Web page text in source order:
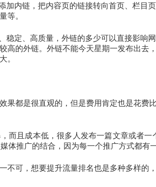
加内链，把内容页的链接转向首页、栏
等。
稳定、高质量，外链的多少可以直接影
高的外链。外链不能今天星期一发布出
。
果都是很直观的，但是费用肯定也是花
而且成本低，很多人发布一篇文章或者
体推广的结合，因为每一个推广方式都有
不可，想要提升流量排名也是多种多样的